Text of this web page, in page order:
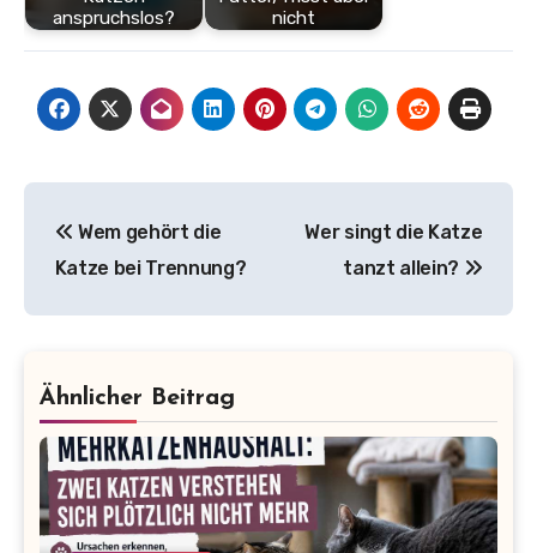
anspruchslos?
nicht
Wem gehört die
Katze bei Trennung?
Wer singt die Katze
tanzt allein?
Ähnlicher Beitrag